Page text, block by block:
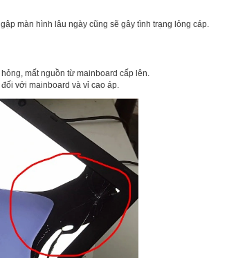
màn hình lâu ngày cũng sẽ gây tình trạng lỏng cáp.
mất nguồn từ mainboard cấp lên.
với mainboard và vỉ cao áp.